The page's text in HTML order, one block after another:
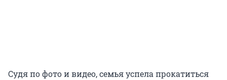
Судя по фото и видео, семья успела прокатиться